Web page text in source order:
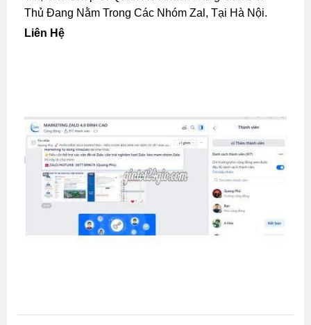
Thủ Đang Nằm Trong Các Nhóm Zal, Tại Hà Nội.
Liên Hệ